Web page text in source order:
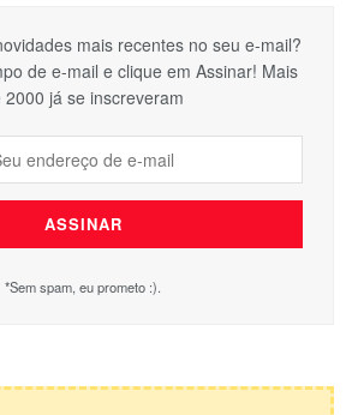
mais recentes no seu e-mail?
de e-mail e clique em Assinar! Mais
2000 já se inscreveram
*Sem spam, eu prometo :).